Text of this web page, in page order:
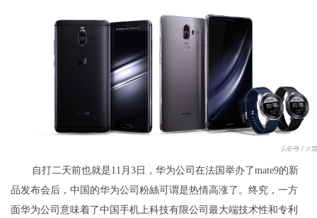
自打二天前也就是11月3日，华为公司在法国举办了mate9的新
品发布会后，中国的华为公司粉絲可谓是热情高涨了。终究，一方
面华为公司意味着了中国手机上科技有限公司最大端技术性和专利